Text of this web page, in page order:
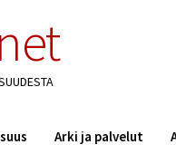
Arki ja palvelut